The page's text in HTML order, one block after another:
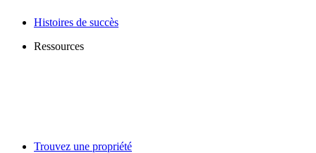
Histoires de succès
Ressources
Trouvez une propriété